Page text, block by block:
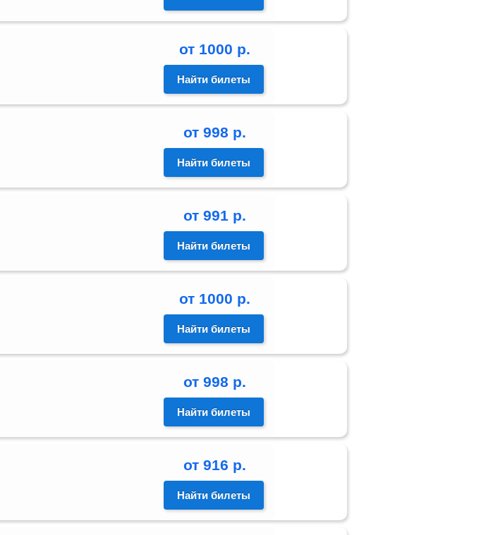
от 1000 р.
Найти билеты
от 998 р.
Найти билеты
от 991 р.
Найти билеты
от 1000 р.
Найти билеты
от 998 р.
Найти билеты
от 916 р.
Найти билеты